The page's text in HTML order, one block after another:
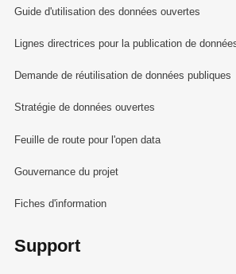
Guide d'utilisation des données ouvertes
Lignes directrices pour la publication de
Demande de réutilisation de données publiques
Stratégie de données ouvertes
Feuille de route pour l'open data
Gouvernance du projet
Fiches d'information
Support